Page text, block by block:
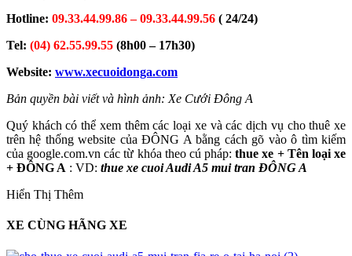
Hotline: 09.33.44.99.86 – 09.33.44.99.56 ( 24/24)
Tel: (04) 62.55.99.55 (8h00 – 17h30)
Website: www.xecuoidonga.com
Bản quyền bài viết và hình ảnh: Xe Cưới Đông A
Quý khách có thể xem thêm các loại xe và các dịch vụ cho thuê xe
trên hệ thống website của ĐÔNG A bằng cách gõ vào ô tìm kiếm
của google.com.vn các từ khóa theo cú pháp:thue xe + Tên loại xe
+ ĐÔNG A : VD: thue xe cuoi Audi A5 mui tran ĐÔNG A
Hiển Thị Thêm
XE CÙNG HÃNG XE